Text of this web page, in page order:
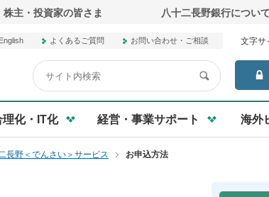
株主・投資家の皆さま 八十二長野銀行について
文字サ
English よくあるご質問 お問い合わせ・ご相談
理化・IT化 経営・事業サポート 海外
長野＜でんさい＞サービス お申込方法